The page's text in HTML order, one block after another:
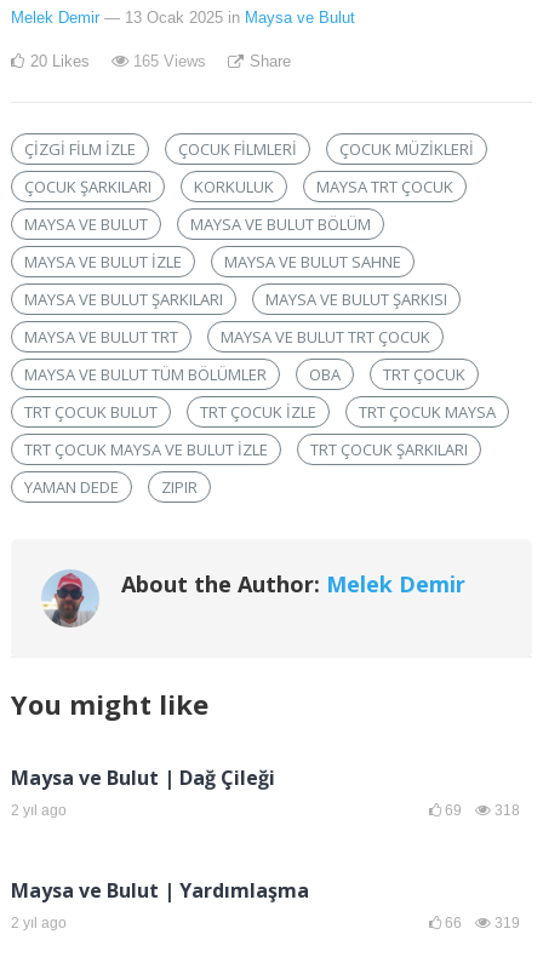
Melek Demir — 13 Ocak 2025 in Maysa ve Bulut
20 Likes 165Views Share
ÇIZGI FILM IZLE ÇOCUK FILMLERI
ÇOCUK MÜZIKLERI
ÇOCUK ŞARKILARI
KORKULUK
MAYSA TRT ÇOCUK
MAYSA VE BULUT
MAYSA VE BULUT BÖLÜM
MAYSA VE BULUT IZLE
MAYSA VE BULUT SAHNE
MAYSA VE BULUT ŞARKILARI
MAYSA VE BULUT ŞARKISI
MAYSA VE BULUT TRT
MAYSA VE BULUT TRT ÇOCUK
MAYSA VE BULUT TÜM BÖLÜMLER
OBA
TRT ÇOCUK
TRT ÇOCUK BULUT
TRT ÇOCUK IZLE
TRT ÇOCUK MAYSA
TRT ÇOCUK MAYSA VE BULUT IZLE
TRT ÇOCUK ŞARKILARI
YAMAN DEDE
ZIPIR
About the Author: Melek Demir
You might like
Maysa ve Bulut | Dağ Çileği
2 yıl ago 69 318
Maysa ve Bulut | Yardımlaşma
2 yıl ago 66 319